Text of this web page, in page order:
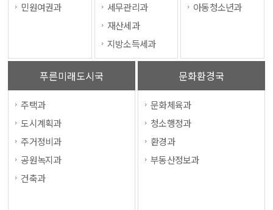
민원여권과
세무관리과
재산세과
지방소득세과
아동청소년과
푸른미래도시국
주택과
도시계획과
주거정비과
공원녹지과
건축과
문화환경국
문화체육과
청소행정과
환경과
부동산정보과